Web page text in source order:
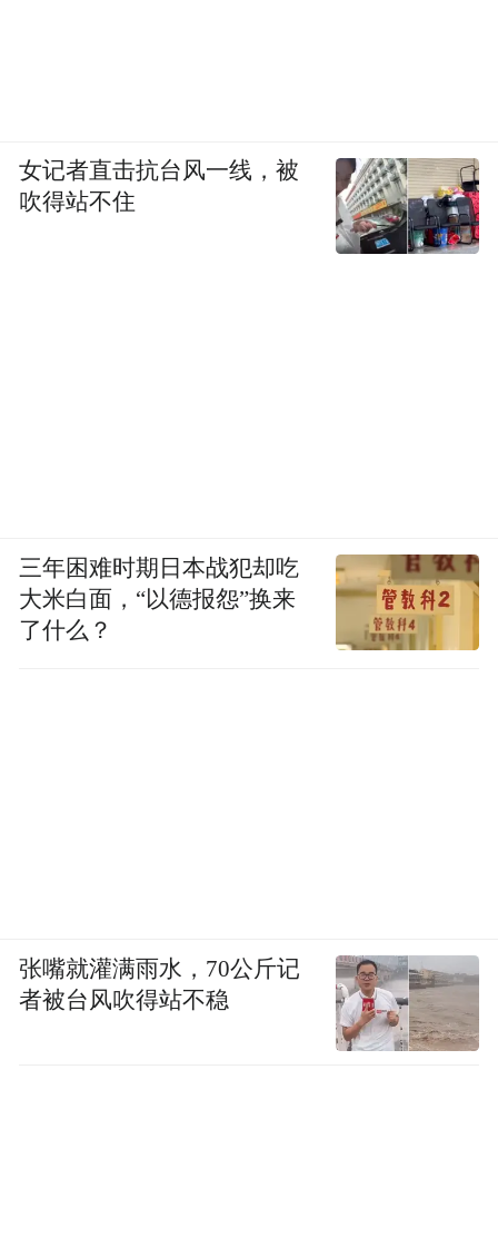
女记者直击抗台风一线，被
吹得站不住
三年困难时期日本战犯却吃
大米白面，“以德报怨”换来
了什么？
张嘴就灌满雨水，70公斤记
者被台风吹得站不稳